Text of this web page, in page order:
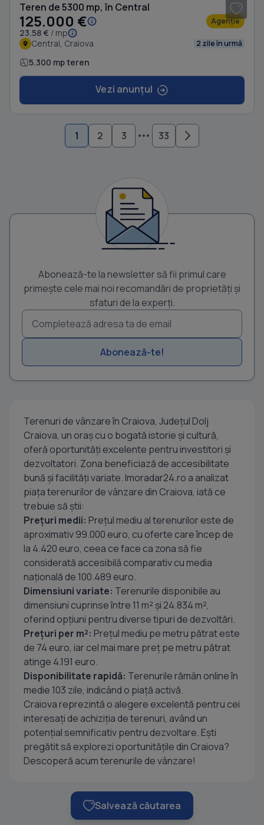
Teren de 5300 mp, în Central
125.000 €
23.58 € / mp
Agenție
Central, Craiova 2 zile în urmă
5.300 mp teren
Vezi anunțul
1 2 3 33
Abonează-te la newsletter să fii primul care
primește cele mai noi recomandări de proprietăți și
sfaturi de la experți.
Abonează-te!
Terenuri de vânzare în Craiova, Județul Dolj
Craiova, un oraș cu o bogată istorie și cultură,
oferă oportunități excelente pentru investitori și
dezvoltatori. Zona beneficiază de accesibilitate
bună și facilități variate. Imoradar24.ro a analizat
piața terenurilor de vânzare din Craiova, iată ce
trebuie să știi:
Prețuri medii: Prețul mediu al terenurilor este de
aproximativ 99.000 euro, cu oferte care încep de
la 4.420 euro, ceea ce face ca zona să fie
considerată accesibilă comparativ cu media
națională de 100.489 euro.
Dimensiuni variate: Terenurile disponibile au
dimensiuni cuprinse între 11 m² și 24.834 m²,
oferind opțiuni pentru diverse tipuri de dezvoltări.
Prețuri per m²: Prețul mediu pe metru pătrat este
de 74 euro, iar cel mai mare preț pe metru pătrat
atinge 4.191 euro.
Disponibilitate rapidă: Terenurile rămân online în
medie 103 zile, indicând o piață activă.
Craiova reprezintă o alegere excelentă pentru cei
interesați de achiziția de terenuri, având un
potențial semnificativ pentru dezvoltare. Ești
pregătit să explorezi oportunitățile din Craiova?
Descoperă acum terenurile de vânzare!
Salvează căutarea